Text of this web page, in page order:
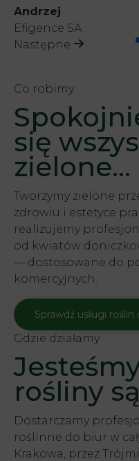
Andrzej
Efigence SA
Następne
Co robimy
się
zielone...
Tworzymy zielone
zdrowiu i estetyce
realizujemy
od kwiatów
— dostosowane do
komercyjnych.
Sprawdź usługi roślin
Gdzie działamy
rośliny
Dostarczamy
roślinne do biur w
Krakowa, przez